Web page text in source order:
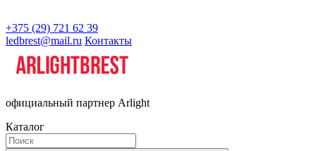
+375 (29) 721 62 39
ledbrest@mail.ru Контакты
официальный партнер Arlight
Каталог